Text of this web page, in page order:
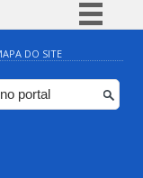
BR
Participe
DO SITE